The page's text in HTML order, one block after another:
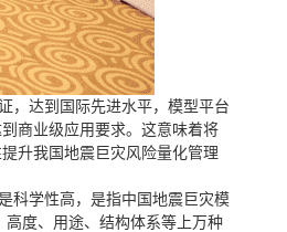
，达到国际先进水平，模型平台
商业级应用要求。这意味着将
升我国地震巨灾风险量化管理
科学性高，是指中国地震巨灾模
度、用途、结构体系等上万种